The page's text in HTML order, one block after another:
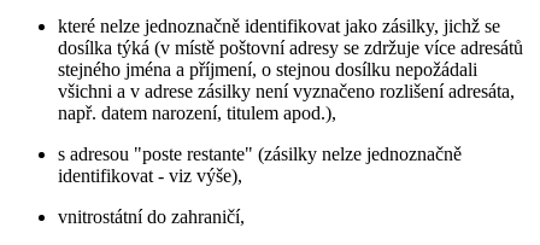
které nelze jednoznačně identifikovat jako zásilky, jichž se
dosílka týká (v místě poštovní adresy se zdržuje více adresátů
stejného jména a příjmení, o stejnou dosílku nepožádali
všichni a v adrese zásilky není vyznačeno rozlišení adresáta,
např. datem narození, titulem apod.),
s adresou "poste restante" (zásilky nelze jednoznačně
identifikovat - viz výše),
vnitrostátní do zahraničí,